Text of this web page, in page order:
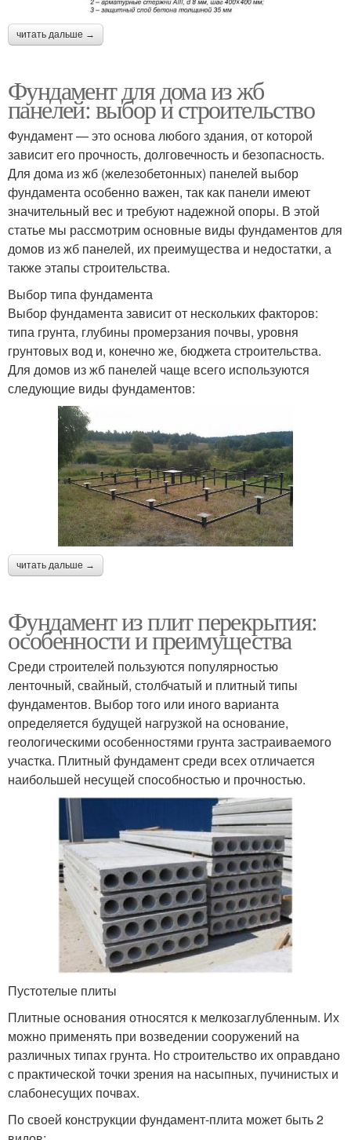
читать дальше →
Фундамент для дома из жб
панелей: выбор и строительство
Фундамент — это основа любого здания, от которой
зависит его прочность, долговечность и безопасность.
Для дома из жб (железобетонных) панелей выбор
фундамента особенно важен, так как панели имеют
значительный вес и требуют надежной опоры. В этой
статье мы рассмотрим основные виды фундаментов для
домов из жб панелей, их преимущества и недостатки, а
также этапы строительства.
Выбор типа фундамента
Выбор фундамента зависит от нескольких факторов:
типа грунта, глубины промерзания почвы, уровня
грунтовых вод и, конечно же, бюджета строительства.
Для домов из жб панелей чаще всего используются
следующие виды фундаментов:
читать дальше →
Фундамент из плит перекрытия:
особенности и преимущества
Среди строителей пользуются популярностью
ленточный, свайный, столбчатый и плитный типы
фундаментов. Выбор того или иного варианта
определяется будущей нагрузкой на основание,
геологическими особенностями грунта застраиваемого
участка. Плитный фундамент среди всех отличается
наибольшей несущей способностью и прочностью.
Пустотелые плиты
Плитные основания относятся к мелкозаглубленным. Их
можно применять при возведении сооружений на
различных типах грунта. Но строительство их оправдано
с практической точки зрения на насыпных, пучинистых и
слабонесущих почвах.
По своей конструкции фундамент-плита может быть 2